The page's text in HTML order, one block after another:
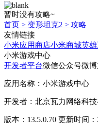
暂时没有攻略~
首页 > 变形坦克2 > 攻略
友情链接
小米应用商店小米商城英
小米游戏中心
开发者平台微信公众号微
应用名称：小米游戏中心
开发者：北京瓦力网络科
版本：13.5.0.70 更新时间：